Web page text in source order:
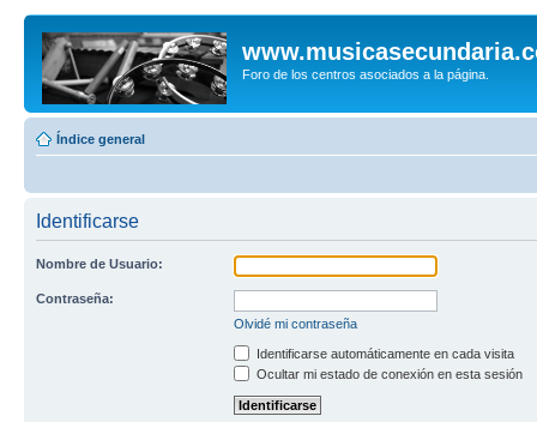
Foro de los centros asociados a la página.
Índice general
Identificarse
Nombre de Usuario:
Contraseña:
Olvidé mi contraseña
Identificarse automáticamente en cada visita
Ocultar mi estado de conexión en esta sesión